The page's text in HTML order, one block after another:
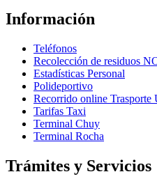
Información
Teléfonos
Recolección de residuos
Estadísticas Personal
Polideportivo
Recorrido online Trasporte
Tarifas Taxi
Terminal Chuy
Terminal Rocha
Trámites y Servicios